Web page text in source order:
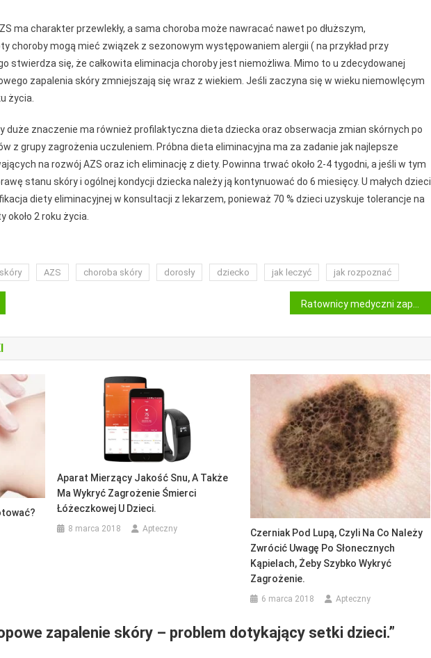
ma charakter przewlekły, a sama choroba może nawracać nawet po dłuższym,
choroby mogą mieć związek z sezonowym występowaniem alergii ( na przykład przy
stwierdza się, że całkowita eliminacja choroby jest niemożliwa. Mimo to u zdecydowanej
zapalenia skóry zmniejszają się wraz z wiekiem. Jeśli zaczyna się w wieku niemowlęcym
życia.
duże znaczenie ma również profilaktyczna dieta dziecka oraz obserwacja zmian skórnych po
z grupy zagrożenia uczuleniem. Próbna dieta eliminacyjna ma za zadanie jak najlepsze
na rozwój AZS oraz ich eliminację z diety. Powinna trwać około 2-4 tygodni, a jeśli w tym
stanu skóry i ogólnej kondycji dziecka należy ją kontynuować do 6 miesięcy. U małych dzieci
diety eliminacyjnej w konsultacji z lekarzem, ponieważ 70 % dzieci uzyskuje tolerancje na
2 roku życia.
AZS choroba skóry dorosły dziecko jak leczyć jak rozpoznać
Aparat Mierzący Jakość Snu, A Także
Ma Wykryć Zagrożenie Śmierci
Łóżeczkowej U Dzieci.
8 marca 2018 Apteczny
Czerniak Pod Lupą, Czyli Na Co Należy
Zwrócić Uwagę Po Słonecznych
Kąpielach, Żeby Szybko Wykryć
Zagrożenie.
6 marca 2018 Apteczny
zapalenie skóry – problem dotykający setki dzieci.”